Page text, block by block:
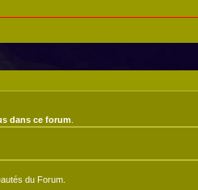
dans ce forum
du Forum.